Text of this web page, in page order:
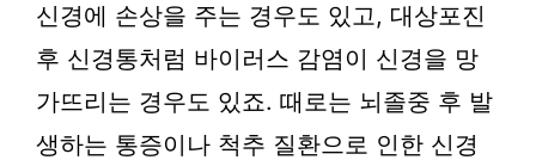
신경에 손상을 주는 경우도 있고, 대상포진
후 신경통처럼 바이러스 감염이 신경을 망
가뜨리는 경우도 있죠. 때로는 뇌졸중 후 발
생하는 통증이나 척추 질환으로 인한 신경